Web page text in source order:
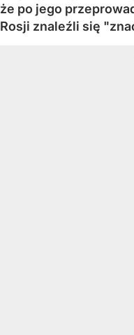
że po jego
Rosji znaleźli się